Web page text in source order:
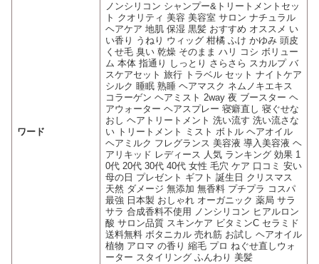
ワード
ノンシリコン シャンプー&トリートメントセッ
ト クオリティ 美容 美容室 サロン ナチュラル
ヘアケア 地肌 保湿 黒髪 おすすめ オススメ い
い香り うねり ウィッグ 柑橘 ふけ かゆみ 頭皮
くせ毛 臭い 乾燥 そのまま ハリ コシ ボリュー
ム 本体 指通り しっとり さらさら スカルプ バ
スケアセット 旅行 トラベル セット ナイトケア
シルク 睡眠 熟睡 ヘアマスク ネムノキエキス
コラーゲン ヘアミスト 2way 夜 ブースター ヘ
アウォーター ヘアスプレー 寝癖直し 寝ぐせな
おし ヘアトリートメント 洗い流す 洗い流さな
い トリートメント ミスト ボトル ヘアオイル
ヘアミルク フレグランス 美容液 導入美容液 ヘ
アリキッド レディース 人気 ランキング 効果 1
0代 20代 30代 40代 女性 毛穴 ケア 口コミ 安い
母の日 プレゼント ギフト 誕生日 クリスマス
天然 ダメージ 無添加 無香料 プチプラ コスパ
最強 日本製 おしゃれ オーガニック 薬局 サラ
サラ 合成香料不使用 ノンシリコン ヒアルロン
酸 サロン品質 スキンケア ビタミンC セラミド
送料無料 ボタニカル 売れ筋 お試し ヘアオイル
植物 アロマ の香り 縮毛 プロ ねぐせ直しウォ
ーター スタイリング ふんわり 美髪